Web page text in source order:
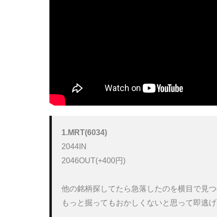
1.MRT(6034)
2044IN
2046OUT(+400円)
他の銘柄探してたら急落したのを横目で見つ
もっと掘ってもおかしくないと思って即逃げ